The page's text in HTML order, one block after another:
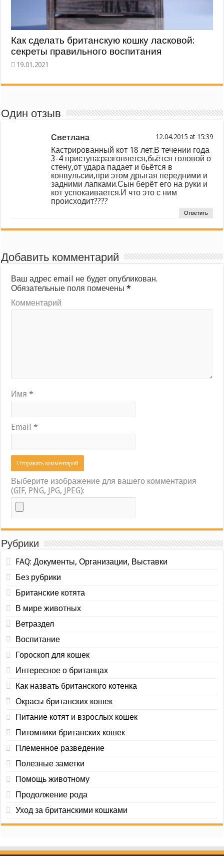
Как сделать британскую кошку ласковой:
секреты правильного воспитания
Один отзыв
Светлана at
Кастрированный кот 18 лет.В течении года
3-4 приступа:разгоняется,бьётся головой о
стену,от удара падает и бьётся в
конвульсии,при этом дрыгая передними и
задними лапками.Сын берёт его на руки и
кот успокаивается.И что это с ним
происходит????
Ответить
Добавить комментарий
Ваш адрес email не будет опубликован.
Обязательные поля помечены*
Комментарий
Имя*
Email*
Выберите изображение для вашего комментария
(GIF, PNG, JPG, JPEG):
Рубрики
FAQ: Документы, Организации, Выставки
Без рубрики
Британские котята
В мире животных
Ветраздел
Воспитание
Гороскоп для кошек
Интересное о британцах
Как назвать британского котенка
Окрасы британских кошек
Питание котят и взрослых кошек
Питомники британских кошек
Племенное разведение
Полезные заметки
Помощь животному
Продолжение рода
Уход за британскими кошками